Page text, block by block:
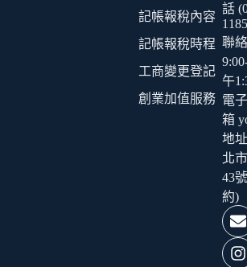
記帳報稅內容
記帳報稅時程
工商變更登記
創業加值服務
話
1185
聯
午
電
箱
地
北
43
約)